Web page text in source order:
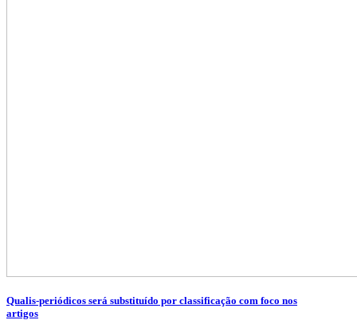
Qualis-periódicos será substituído por classificação com foco nos
artigos